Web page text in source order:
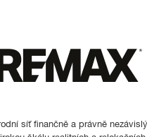
síť finančně a právně